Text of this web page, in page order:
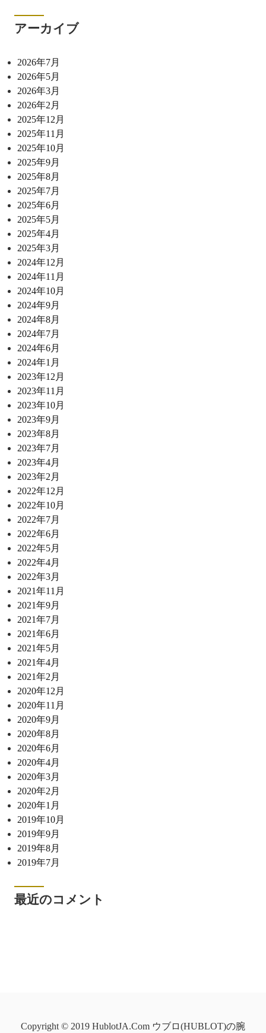
アーカイブ
2026年7月
2026年5月
2026年3月
2026年2月
2025年12月
2025年11月
2025年10月
2025年9月
2025年8月
2025年7月
2025年6月
2025年5月
2025年4月
2025年3月
2024年12月
2024年11月
2024年10月
2024年9月
2024年8月
2024年7月
2024年6月
2024年1月
2023年12月
2023年11月
2023年10月
2023年9月
2023年8月
2023年7月
2023年4月
2023年2月
2022年12月
2022年10月
2022年7月
2022年6月
2022年5月
2022年4月
2022年3月
2021年11月
2021年9月
2021年7月
2021年6月
2021年5月
2021年4月
2021年2月
2020年12月
2020年11月
2020年9月
2020年8月
2020年6月
2020年4月
2020年3月
2020年2月
2020年1月
2019年10月
2019年9月
2019年8月
2019年7月
最近のコメント
Copyright © 2019 HublotJA.Com ウブロ(HUBLOT)の腕